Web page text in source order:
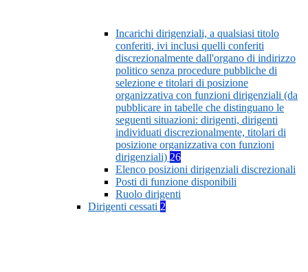
Incarichi dirigenziali, a qualsiasi titolo
conferiti, ivi inclusi quelli conferiti
discrezionalmente dall'organo di indirizzo
politico senza procedure pubbliche di
selezione e titolari di posizione
organizzativa con funzioni dirigenziali (da
pubblicare in tabelle che distinguano le
seguenti situazioni: dirigenti, dirigenti
individuati discrezionalmente, titolari di
posizione organizzativa con funzioni
dirigenziali) 26
Elenco posizioni dirigenziali discrezionali
Posti di funzione disponibili
Ruolo dirigenti
Dirigenti cessati 2